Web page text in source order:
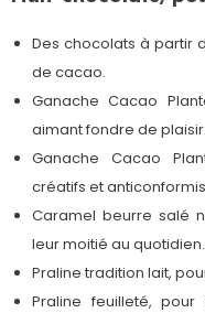
Des chocolats à partir
de cacao.
Ganache Cacao
aimant fondre de plaisir.
Ganache Cacao
créatifs et
Caramel beurre salé
leur moitié au quotidien.
Praline tradition lait,
Praline feuilleté,